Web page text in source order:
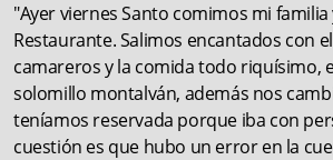
"Ayer viernes Santo comimos mi familia
Restaurante. Salimos encantados con
camareros y la comida todo riquísimo,
solomillo montalván, además nos
teníamos reservada porque iba con
cuestión es que hubo un error en la